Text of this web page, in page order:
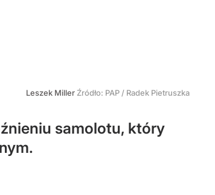
Leszek Miller Źródło: PAP / Radek Pietruszka
samolotu, który